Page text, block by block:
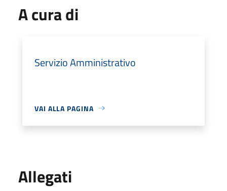
A cura di
Servizio Amministrativo
VAI ALLA PAGINA
Allegati